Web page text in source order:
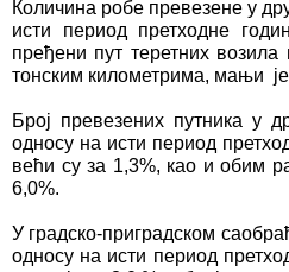
Количина робе превезене у
исти период претходне
пређени пут теретних
тонским километрима, мањи
Број превезених путника у
односу на исти период
већи су за 1,3%, као и обим
6,0%.
У градско-приградском
односу на исти период